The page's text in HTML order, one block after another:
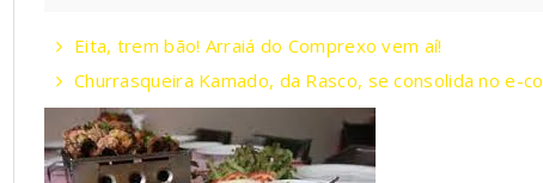
Eita, trem bão! Arraiá do Comprexo vem aí!
Churrasqueira Kamado, da Rasco, se consolida no e-